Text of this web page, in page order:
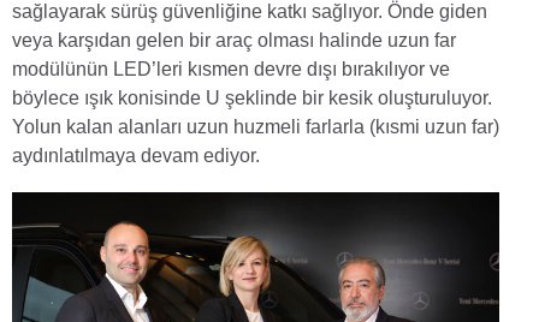
sağlayarak sürüş güvenliğine katkı sağlıyor. Önde giden
veya karşıdan gelen bir araç olması halinde uzun far
modülünün LED’leri kısmen devre dışı bırakılıyor ve
böylece ışık konisinde U şeklinde bir kesik oluşturuluyor.
Yolun kalan alanları uzun huzmeli farlarla (kısmi uzun far)
aydınlatılmaya devam ediyor.